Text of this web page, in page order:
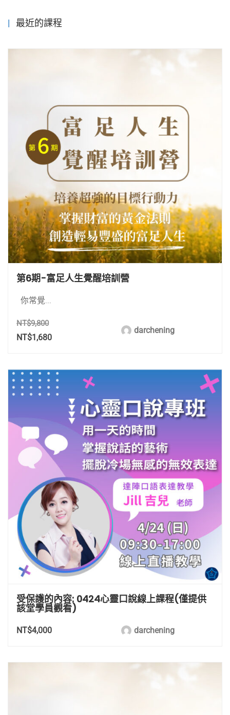
最近的課程
第6期-富足人生覺醒培訓營
你常覺...
NT$9,800
NT$1,680
darchening
受保護的內容: 0424心靈口說線上課程(僅提供
該堂學員觀看)
NT$4,000 darchening